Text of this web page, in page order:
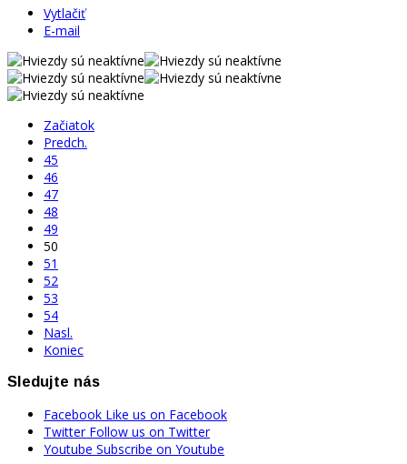
Vytlačiť
E-mail
Začiatok
Predch.
45
46
47
48
49
50
51
52
53
54
Nasl.
Koniec
Sledujte nás
Facebook Like us on Facebook
Twitter Follow us on Twitter
Youtube Subscribe on Youtube